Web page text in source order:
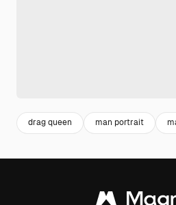
drag queen man portrait